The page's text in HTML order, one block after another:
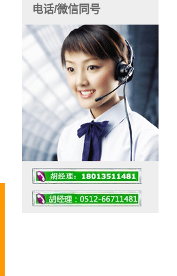
电话/微信同号